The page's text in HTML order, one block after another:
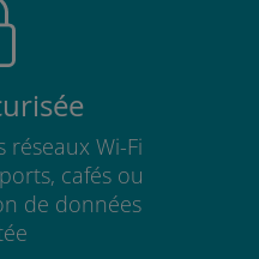
réseaux Wi-Fi
cafés ou
de données